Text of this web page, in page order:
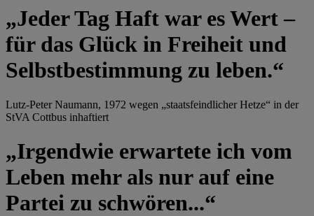
„Jeder Tag Haft war es Wert –
für das Glück in Freiheit und
Selbstbestimmung zu leben.“
Lutz-Peter Naumann, 1972 wegen „staatsfeindlicher Hetze“ in der
StVA Cottbus inhaftiert
„Irgendwie erwartete ich vom
Leben mehr als nur auf eine
Partei zu schwören...“